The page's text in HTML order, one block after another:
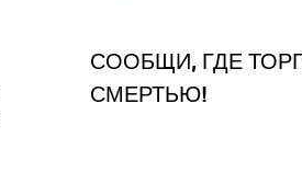
СООБЩИ, ГДЕ
СМЕРТЬЮ!